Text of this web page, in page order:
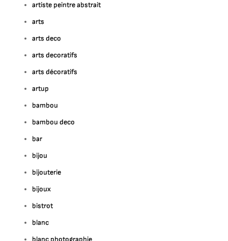
artiste peintre abstrait
arts
arts deco
arts decoratifs
arts décoratifs
artup
bambou
bambou deco
bar
bijou
bijouterie
bijoux
bistrot
blanc
blanc photographie